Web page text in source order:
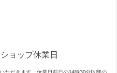
ョップ休業日
ただきます。休業日前日の14時30分以降の